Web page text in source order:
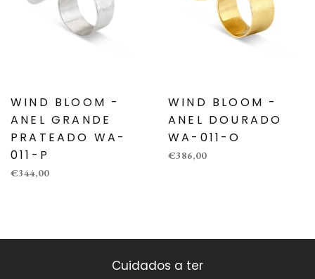
WIND BLOOM -
ANEL GRANDE
PRATEADO WA-
011-P
€344,00
WIND BLOOM -
ANEL DOURADO
WA-011-O
€386,00
Cuidados a ter